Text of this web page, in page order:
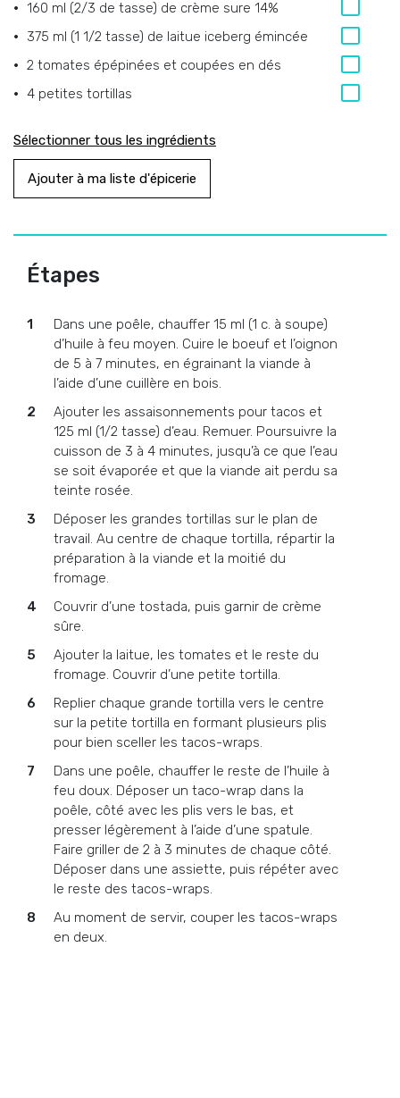
160 ml (2/3 de tasse) de crème sure 14%
375 ml (1 1/2 tasse) de laitue iceberg émincée
2 tomates épépinées et coupées en dés
4 petites tortillas
Sélectionner tous les ingrédients
Ajouter à ma liste d'épicerie
Étapes
Dans une poêle, chauffer 15 ml (1 c. à soupe)
d’huile à feu moyen. Cuire le boeuf et l’oignon
de 5 à 7 minutes, en égrainant la viande à
l’aide d’une cuillère en bois.
Ajouter les assaisonnements pour tacos et
125 ml (1/2 tasse) d’eau. Remuer. Poursuivre la
cuisson de 3 à 4 minutes, jusqu’à ce que l’eau
se soit évaporée et que la viande ait perdu sa
teinte rosée.
Déposer les grandes tortillas sur le plan de
travail. Au centre de chaque tortilla, répartir la
préparation à la viande et la moitié du
fromage.
Couvrir d’une tostada, puis garnir de crème
sûre.
Ajouter la laitue, les tomates et le reste du
fromage. Couvrir d’une petite tortilla.
Replier chaque grande tortilla vers le centre
sur la petite tortilla en formant plusieurs plis
pour bien sceller les tacos-wraps.
Dans une poêle, chauffer le reste de l’huile à
feu doux. Déposer un taco-wrap dans la
poêle, côté avec les plis vers le bas, et
presser légèrement à l’aide d’une spatule.
Faire griller de 2 à 3 minutes de chaque côté.
Déposer dans une assiette, puis répéter avec
le reste des tacos-wraps.
Au moment de servir, couper les tacos-wraps
en deux.